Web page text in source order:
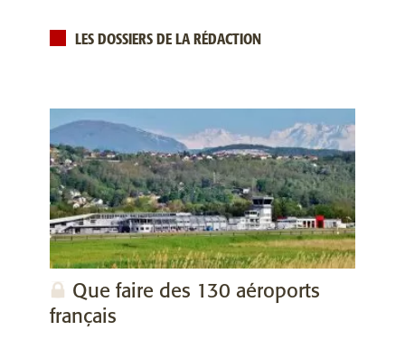
LES DOSSIERS DE LA RÉDACTION
Que faire des 130 aéroports
français